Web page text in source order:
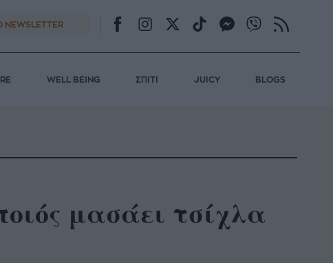
NEWSLETTER
WELL BEING ΣΠΙΤΙ JUICY BLOGS
μασάει τσίχλα